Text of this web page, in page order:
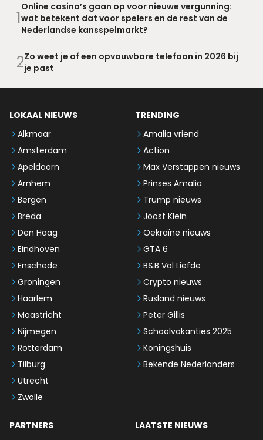
1
Online casino’s gaan op voor nieuwe vergunning:
wat betekent dat voor spelers en de rest van de
Nederlandse kansspelmarkt?
2Zo weet je of een opvouwbare telefoon in 2026 bij
je past
LOKAAL NIEUWS
Alkmaar
Amsterdam
Apeldoorn
Arnhem
Bergen
Breda
Den Haag
Eindhoven
Enschede
Groningen
Haarlem
Maastricht
Nijmegen
Rotterdam
Tilburg
Utrecht
Zwolle
TRENDING
Amalia vriend
Action
Max Verstappen nieuws
Prinses Amalia
Trump nieuws
Joost Klein
Oekraïne nieuws
GTA 6
B&B Vol Liefde
Crypto nieuws
Rusland nieuws
Peter Gillis
Schoolvakanties 2025
Koningshuis
Bekende Nederlanders
PARTNERS
LAATSTE NIEUWS